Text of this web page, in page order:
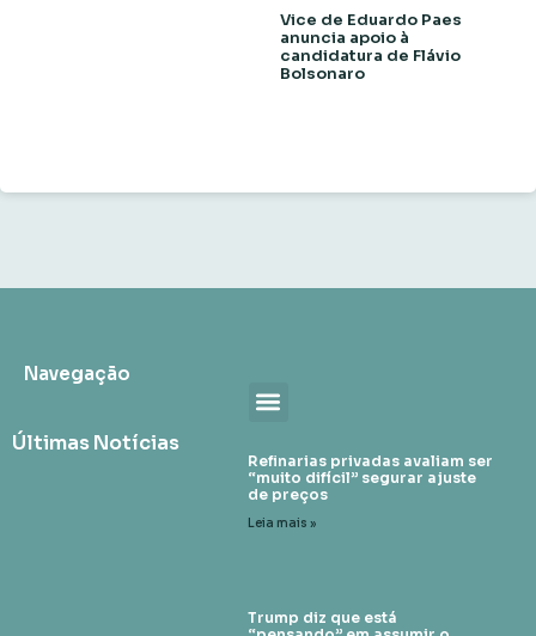
Vice de Eduardo Paes
anuncia apoio à
candidatura de Flávio
Bolsonaro
Navegação
Últimas Notícias
Refinarias privadas avaliam ser
“muito difícil” segurar ajuste
de preços
Leia mais »
Trump diz que está